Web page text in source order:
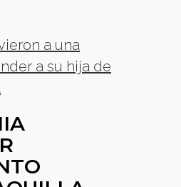
a una
a su hija de